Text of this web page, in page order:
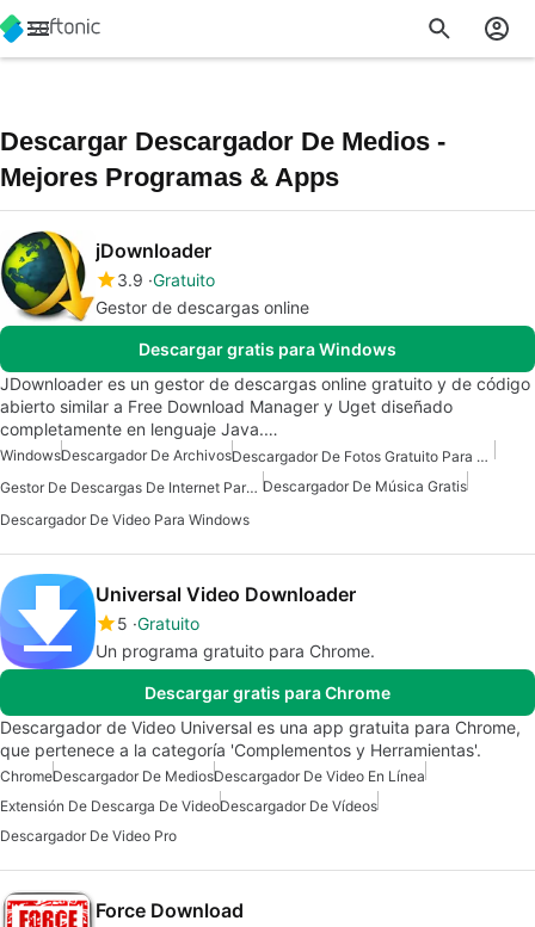
Descargar Descargador De Medios -
Mejores Programas & Apps
jDownloader
3.9 Gratuito
Gestor de descargas online
Descargar gratis para Windows
JDownloader es un gestor de descargas online gratuito y de código
abierto similar a Free Download Manager y Uget diseñado
completamente en lenguaje Java.…
WindowsDescargador De Archivos
Descargador De Fotos Gratuito Para Windows
Gestor De Descargas De Internet Para Windows Descargador De Música Gratis
Descargador De Video Para Windows
Universal Video Downloader
5 Gratuito
Un programa gratuito para Chrome.
Descargar gratis para Chrome
Descargador de Video Universal es una app gratuita para Chrome,
que pertenece a la categoría 'Complementos y Herramientas'.
ChromeDescargador De MediosDescargador De Video En Línea
Extensión De Descarga De VideoDescargador De Vídeos
Descargador De Video Pro
Force Download